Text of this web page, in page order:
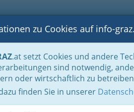
BLOGS FOTOS G
zu Cookies auf info-
.at setzt Cookies und andere
sind notwendig,
oder wirtschaftlich zu
finden Sie in unserer
& Versicherungen Inkassoinstitute